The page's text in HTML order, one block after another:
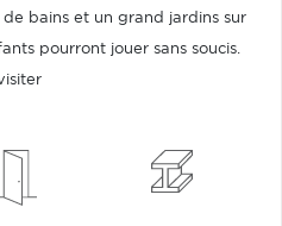
de bains et un grand jardins sur
pourront jouer sans soucis.